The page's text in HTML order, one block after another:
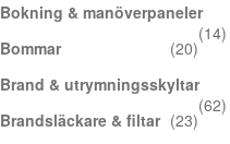
Bokning & manöverpaneler
(14)
Bommar
(20)
Brand & utrymningsskyltar
(62)
Brandsläckare & filtar (23)